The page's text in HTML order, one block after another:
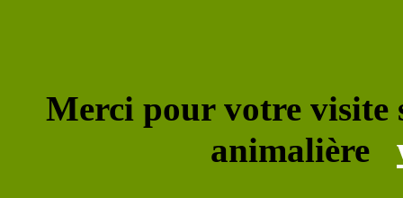
Merci pour votre visite
animalière